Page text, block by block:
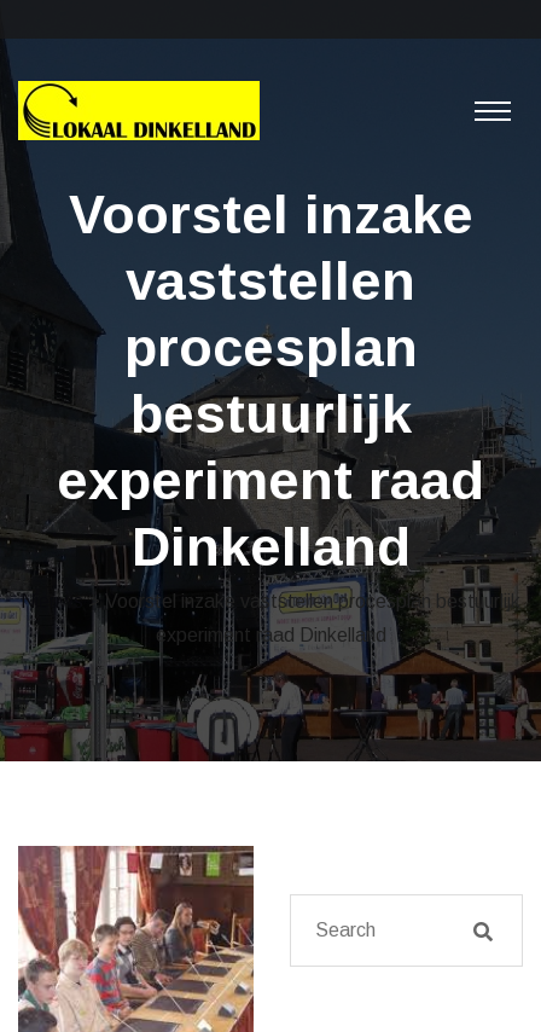
Voorstel inzake
vaststellen
procesplan
bestuurlijk
experiment raad
Dinkelland
Nieuws> Voorstel inzake vaststellen procesplan bestuurlijk
experiment raad Dinkelland